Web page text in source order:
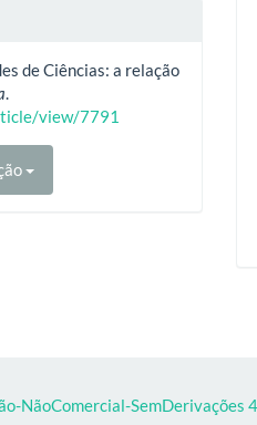
de Ciências: a relação
.
view/7791
NãoComercial-SemDerivações